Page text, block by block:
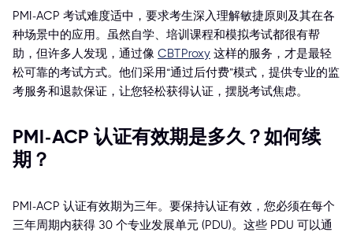
PMI-ACP 考试难度适中，要求考生深入理解敏捷原则及其在各
种场景中的应用。虽然自学、培训课程和模拟考试都很有帮
助，但许多人发现，通过像 CBTProxy 这样的服务，才是最轻
松可靠的考试方式。他们采用“通过后付费”模式，提供专业的监
考服务和退款保证，让您轻松获得认证，摆脱考试焦虑。
PMI-ACP 认证有效期是多久？如何续
期？
PMI-ACP 认证有效期为三年。要保持认证有效，您必须在每个
三年周期内获得 30 个专业发展单元 (PDU)。这些 PDU 可以通